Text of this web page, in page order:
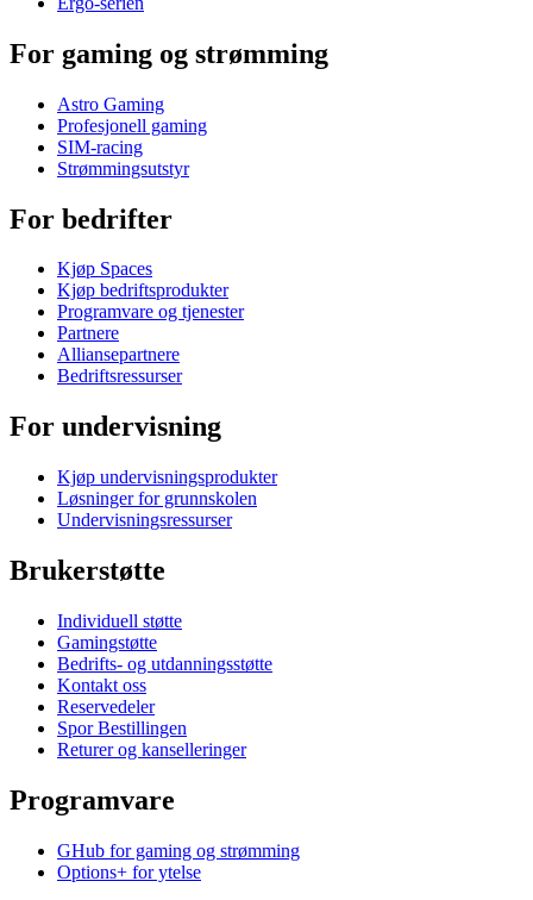
For gaming og strømming
Astro Gaming
Profesjonell gaming
SIM-racing
Strømmingsutstyr
For bedrifter
Kjøp Spaces
Kjøp bedriftsprodukter
Programvare og tjenester
Partnere
Alliansepartnere
Bedriftsressurser
For undervisning
Kjøp undervisningsprodukter
Løsninger for grunnskolen
Undervisningsressurser
Brukerstøtte
Individuell støtte
Gamingstøtte
Bedrifts- og utdanningsstøtte
Kontakt oss
Reservedeler
Spor Bestillingen
Returer og kanselleringer
Programvare
GHub for gaming og strømming
Options+ for ytelse